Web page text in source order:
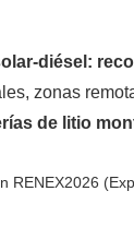
diésel:
zonas
de litio